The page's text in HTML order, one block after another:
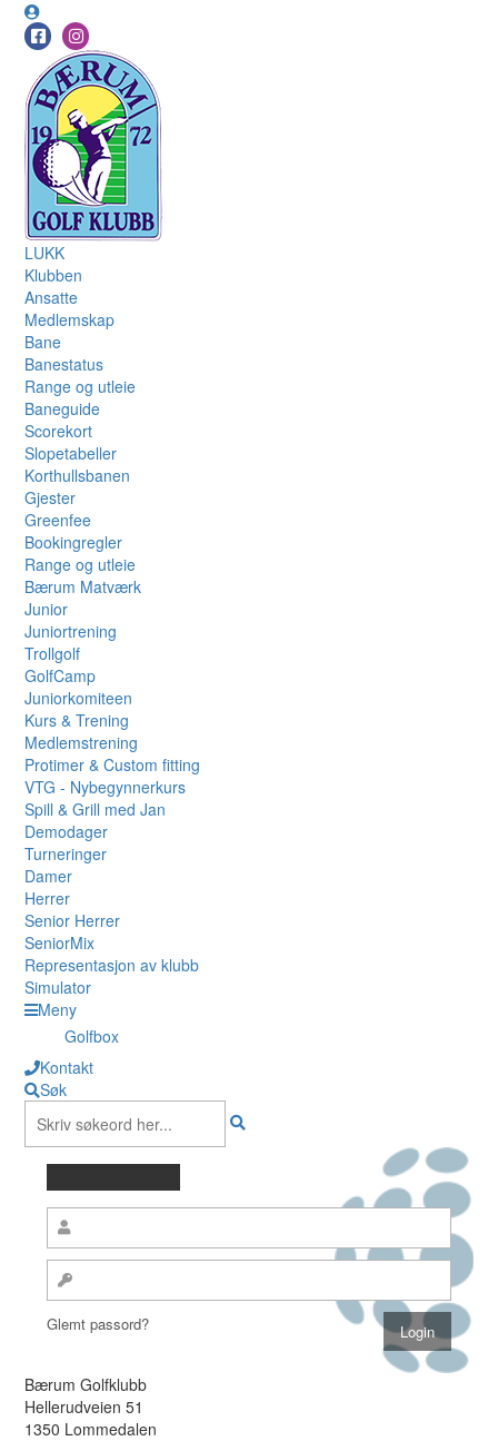
LUKK
Klubben
Ansatte
Medlemskap
Bane
Banestatus
Range og utleie
Baneguide
Scorekort
Slopetabeller
Korthullsbanen
Gjester
Greenfee
Bookingregler
Range og utleie
Bærum Matværk
Junior
Juniortrening
Trollgolf
GolfCamp
Juniorkomiteen
Kurs & Trening
Medlemstrening
Protimer & Custom fitting
VTG - Nybegynnerkurs
Spill & Grill med Jan
Demodager
Turneringer
Damer
Herrer
Senior Herrer
SeniorMix
Representasjon av klubb
Simulator
Meny
Golfbox
Kontakt
Søk
Glemt passord?
Bærum Golfklubb
Hellerudveien 51
1350 Lommedalen